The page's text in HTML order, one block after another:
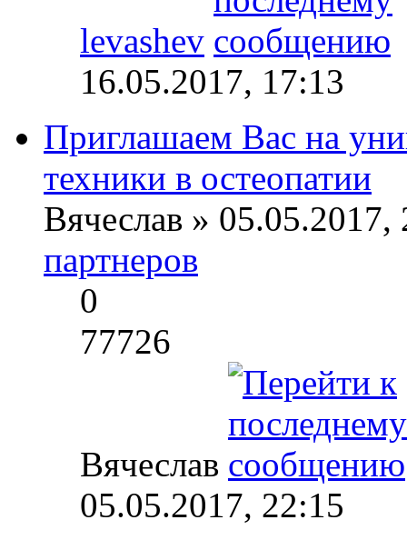
levashev
16.05.2017, 17:13
Приглашаем Вас на
техники в ­остеопатии
Вячеслав » 05.05.2017,
партнеров
0
77726
Вячеслав
05.05.2017, 22:15